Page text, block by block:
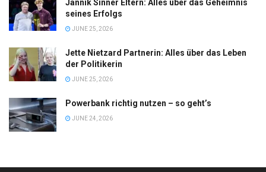
Jannik Sinner Eltern: Alles über das Geheimnis
seines Erfolgs
JUNE 25, 2026
Jette Nietzard Partnerin: Alles über das Leben
der Politikerin
JUNE 25, 2026
Powerbank richtig nutzen – so geht’s
JUNE 24, 2026